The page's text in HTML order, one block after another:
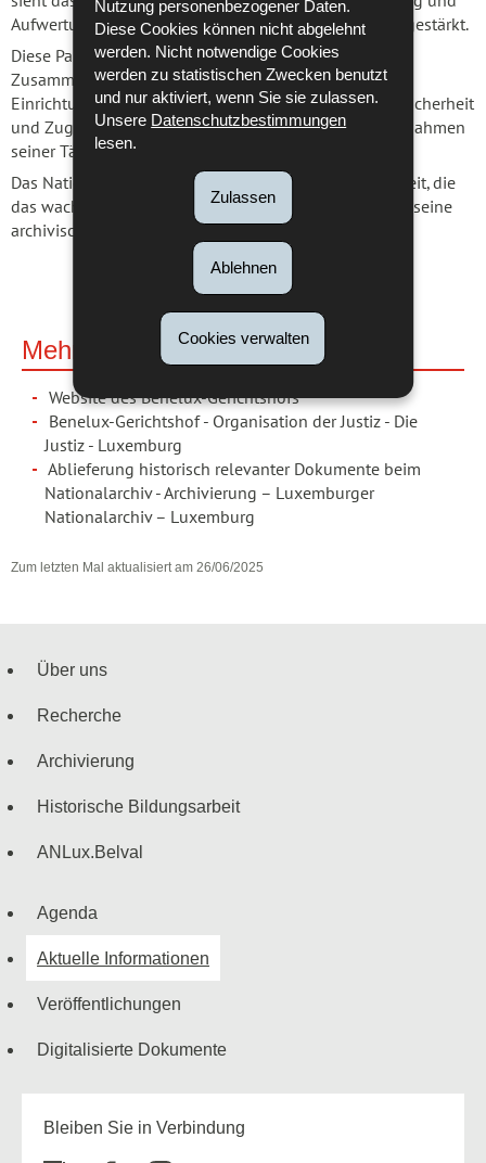
Nutzung personenbezogener Daten.
Diese Cookies können nicht abgelehnt
werden. Nicht notwendige Cookies
werden zu statistischen Zwecken benutzt
und nur aktiviert, wenn Sie sie zulassen.
Unsere Datenschutzbestimmungen
lesen.
Zulassen
Ablehnen
Cookies verwalten
Aufwertung des multilateralen institutionellen Erbes gestärkt.
Diese Partnerschaft ist ein wichtiger Meilenstein in der
Zusammenarbeit zwischen den beiden öffentlichen
Einrichtungen, da sie die langfristige Aufbewahrung, Sicherheit
und Zugänglichkeit der vom Benelux-Gerichtshof im Rahmen
seiner Tätigkeit erstellten Dokumente gewährleistet.
Das Nationalarchiv begrüßt diese neue Zusammenarbeit, die
das wachsende Vertrauen internationaler Instanzen in seine
archivische Expertise bezeugt.
Mehr dazu
Website des Benelux-Gerichtshofs
Benelux-Gerichtshof - Organisation der Justiz - Die
Justiz - Luxemburg
Ablieferung historisch relevanter Dokumente beim
Nationalarchiv - Archivierung – Luxemburger
Nationalarchiv – Luxemburg
Zum letzten Mal aktualisiert am 26/06/2025
Navigationsmenü
Über uns
Recherche
Archivierung
Historische Bildungsarbeit
ANLux.Belval
Agenda
Aktuelle Informationen
Veröffentlichungen
Digitalisierte Dokumente
Bleiben Sie in Verbindung